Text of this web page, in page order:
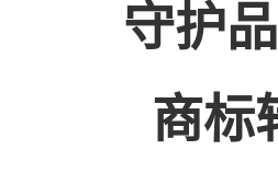
守护
商标